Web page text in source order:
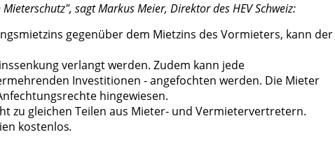
sagt Markus Meier, Direktor des HEV Schweiz:
gegenüber dem Mietzins des Vormieters, kann der
verlangt werden. Zudem kann jede
Investitionen - angefochten werden. Die Mieter
hingewiesen.
zu gleichen Teilen aus Mieter- und Vermietervertretern.
kostenlos.